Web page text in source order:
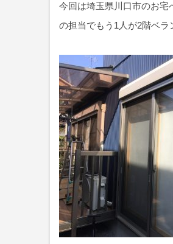
今回は埼玉県川口市のお
の担当でもう1人が2階ベ